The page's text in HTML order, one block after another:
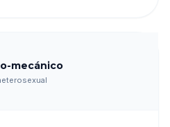
mecánico